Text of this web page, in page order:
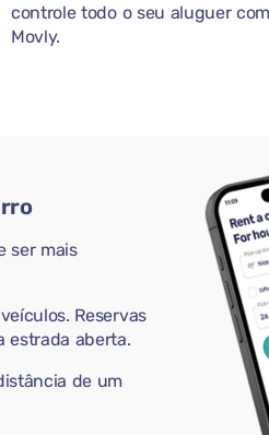
controle todo o seu aluguer
Movly.
ser mais
Reservas
estrada aberta.
de um